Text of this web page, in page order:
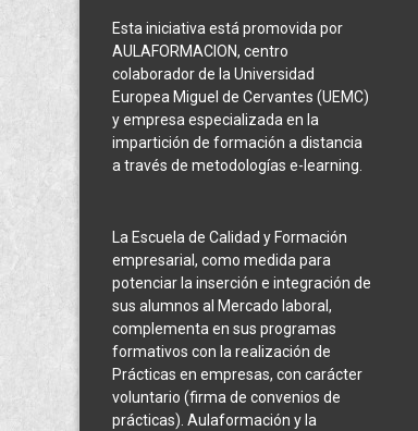
Esta iniciativa está promovida por
AULAFORMACION, centro
colaborador de la Universidad
Europea Miguel de Cervantes (UEMC)
y empresa especializada en la
impartición de formación a distancia
a través de metodologías e-learning.
La Escuela de Calidad y Formación
empresarial, como medida para
potenciar la inserción e integración de
sus alumnos al Mercado laboral,
complementa en sus programas
formativos con la realización de
Prácticas en empresas, con carácter
voluntario (firma de convenios de
prácticas). Aulaformación y la